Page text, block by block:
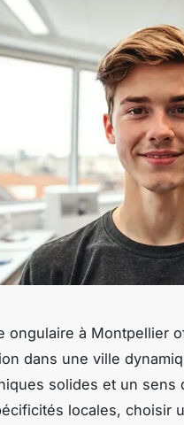
ongulaire à Montpellier
dans une ville
solides et un sens
locales, choisir